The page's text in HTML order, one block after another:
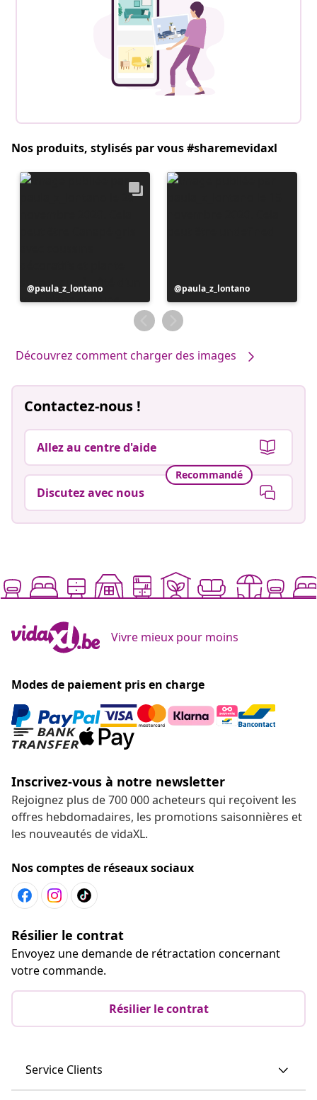
Nos produits, stylisés par vous #sharemevidaxl
Publication
publiée
paula_z_lontano
Publication
publiée
par
paula_z_lontano
Découvrez comment charger des images
Contactez-nous !
Allez au centre d'aide
Recommandé
Discutez avec nous
Vivre mieux pour moins
Modes de paiement pris en charge
Inscrivez-vous à notre newsletter
Rejoignez plus de 700 000 acheteurs qui reçoivent les
offres hebdomadaires, les promotions saisonnières et
les nouveautés de vidaXL.
Nos comptes de réseaux sociaux
Résilier le contrat
Envoyez une demande de rétractation concernant
votre commande.
Résilier le contrat
Service Clients